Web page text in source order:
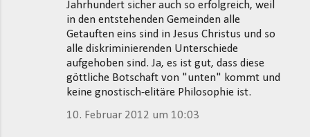
Jahrhundert sicher auch so erfolgreich, weil
in den entstehenden Gemeinden alle
Getauften eins sind in Jesus Christus und so
alle diskriminierenden Unterschiede
aufgehoben sind. Ja, es ist gut, dass diese
göttliche Botschaft von "unten" kommt und
keine gnostisch-elitäre Philosophie ist.
10. Februar 2012 um 10:03